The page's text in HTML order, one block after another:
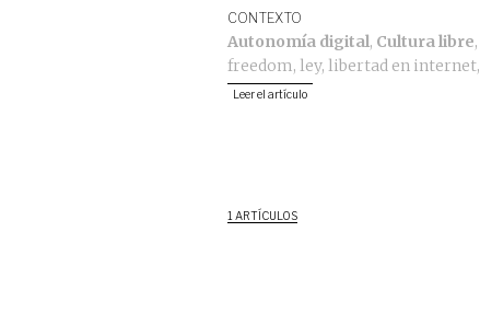
CONTEXTO
Autonomía digital, Cultura libre,
freedom, ley, libertad en internet,
Leer el artículo
1 ARTÍCULOS